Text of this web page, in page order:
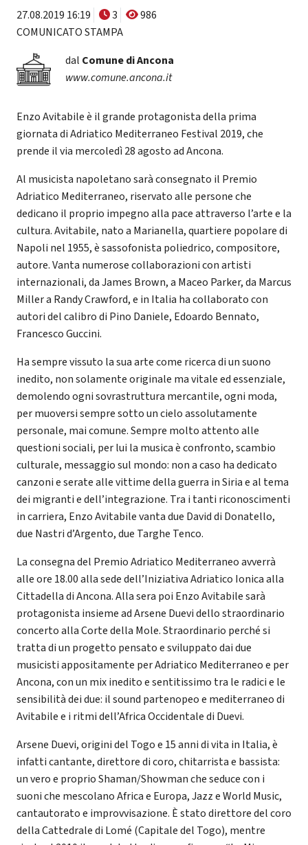
27.08.2019 16:19 3
986
COMUNICATO STAMPA
dal Comune di Ancona
www.comune.ancona.it
Enzo Avitabile è il grande protagonista della prima
giornata di Adriatico Mediterraneo Festival 2019, che
prende il via mercoledì 28 agosto ad Ancona.
Al musicista napoletano sarà consegnato il Premio
Adriatico Mediterraneo, riservato alle persone che
dedicano il proprio impegno alla pace attraverso l’arte e la
cultura. Avitabile, nato a Marianella, quartiere popolare di
Napoli nel 1955, è sassofonista poliedrico, compositore,
autore. Vanta numerose collaborazioni con artisti
internazionali, da James Brown, a Maceo Parker, da Marcus
Miller a Randy Crawford, e in Italia ha collaborato con
autori del calibro di Pino Daniele, Edoardo Bennato,
Francesco Guccini.
Ha sempre vissuto la sua arte come ricerca di un suono
inedito, non solamente originale ma vitale ed essenziale,
demolendo ogni sovrastruttura mercantile, ogni moda,
per muoversi sempre sotto un cielo assolutamente
personale, mai comune. Sempre molto attento alle
questioni sociali, per lui la musica è confronto, scambio
culturale, messaggio sul mondo: non a caso ha dedicato
canzoni e serate alle vittime della guerra in Siria e al tema
dei migranti e dell’integrazione. Tra i tanti riconoscimenti
in carriera, Enzo Avitabile vanta due David di Donatello,
due Nastri d’Argento, due Targhe Tenco.
La consegna del Premio Adriatico Mediterraneo avverrà
alle ore 18.00 alla sede dell’Iniziativa Adriatico Ionica alla
Cittadella di Ancona. Alla sera poi Enzo Avitabile sarà
protagonista insieme ad Arsene Duevi dello straordinario
concerto alla Corte della Mole. Straordinario perché si
tratta di un progetto pensato e sviluppato dai due
musicisti appositamente per Adriatico Mediterraneo e per
Ancona, con un mix inedito e sentitissimo tra le radici e le
sensibilità dei due: il sound partenopeo e mediterraneo di
Avitabile e i ritmi dell’Africa Occidentale di Duevi.
Arsene Duevi, origini del Togo e 15 anni di vita in Italia, è
infatti cantante, direttore di coro, chitarrista e bassista:
un vero e proprio Shaman/Showman che seduce con i
suoni che mescolano Africa e Europa, Jazz e World Music,
cantautorato e improvvisazione. È stato direttore del coro
della Cattedrale di Lomé (Capitale del Togo), mentre